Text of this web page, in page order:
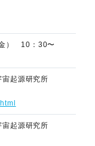
） 10：30〜
起源研究所
起源研究所